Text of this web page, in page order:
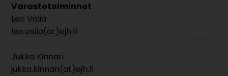
Varastotoiminnot
Leo Väliä
leo.valia(at)ejh.fi
Jukka Kinnari
jukka.kinnari(at)ejh.fi